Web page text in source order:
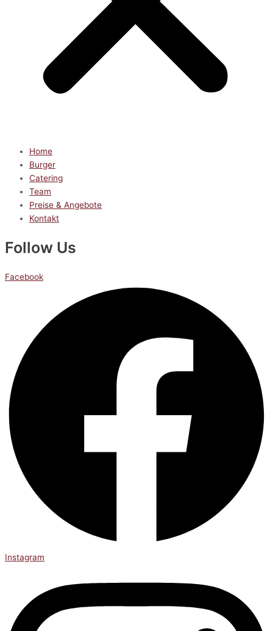
Home
Burger
Catering
Team
Preise & Angebote
Kontakt
Follow Us
Facebook
Instagram